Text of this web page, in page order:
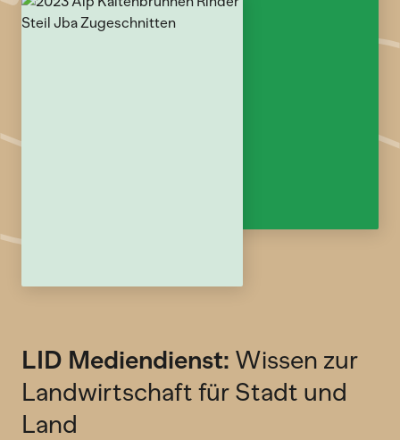
LID Mediendienst: Wissen zur
Landwirtschaft für Stadt und
Land